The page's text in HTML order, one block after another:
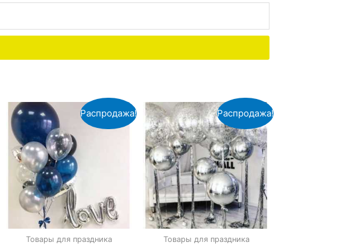
Распродажа!
Товары для праздника
Распродажа!
Товары для праздника